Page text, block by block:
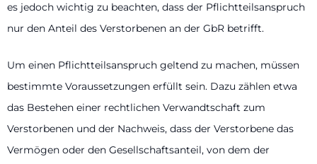
es jedoch wichtig zu beachten, dass der Pflichtteilsanspruch
nur den Anteil des Verstorbenen an der GbR betrifft.
Um einen Pflichtteilsanspruch geltend zu machen, müssen
bestimmte Voraussetzungen erfüllt sein. Dazu zählen etwa
das Bestehen einer rechtlichen Verwandtschaft zum
Verstorbenen und der Nachweis, dass der Verstorbene das
Vermögen oder den Gesellschaftsanteil, von dem der